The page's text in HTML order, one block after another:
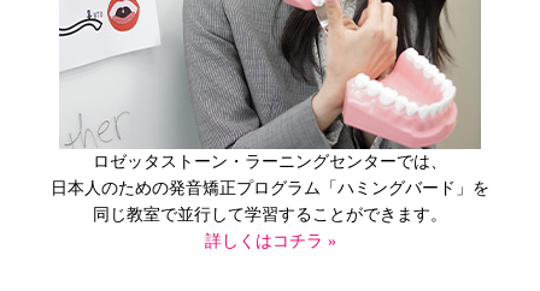
ロゼッタストーン・ラーニングセンターでは、
日本人のための発音矯正プログラム 「ハミングバード」を
同じ教室で並行して学習することができます。
詳しくはコチラ »